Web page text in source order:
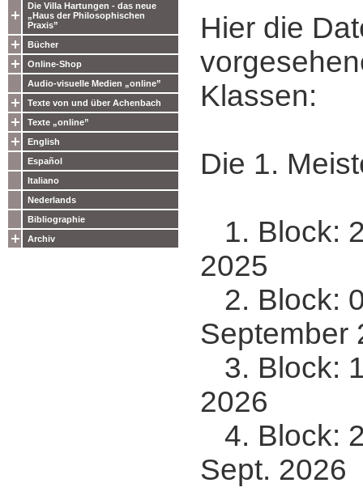
Die Villa Hartungen - das neue
„Haus der Philosophischen
Praxis”
Bücher
Online-Shop
Audio-visuelle Medien „online”
Texte von und über Achenbach
Texte „online”
English
Español
Italiano
Nederlands
Bibliographie
Archiv
Hier die
Klassen:
Die 1.
1. Block:
2025
2. Block:
September
3. Block:
2026
4. Block:
Sept. 2026